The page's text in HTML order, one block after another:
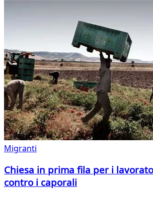
Migranti
Chiesa in prima fila per i
contro i caporali